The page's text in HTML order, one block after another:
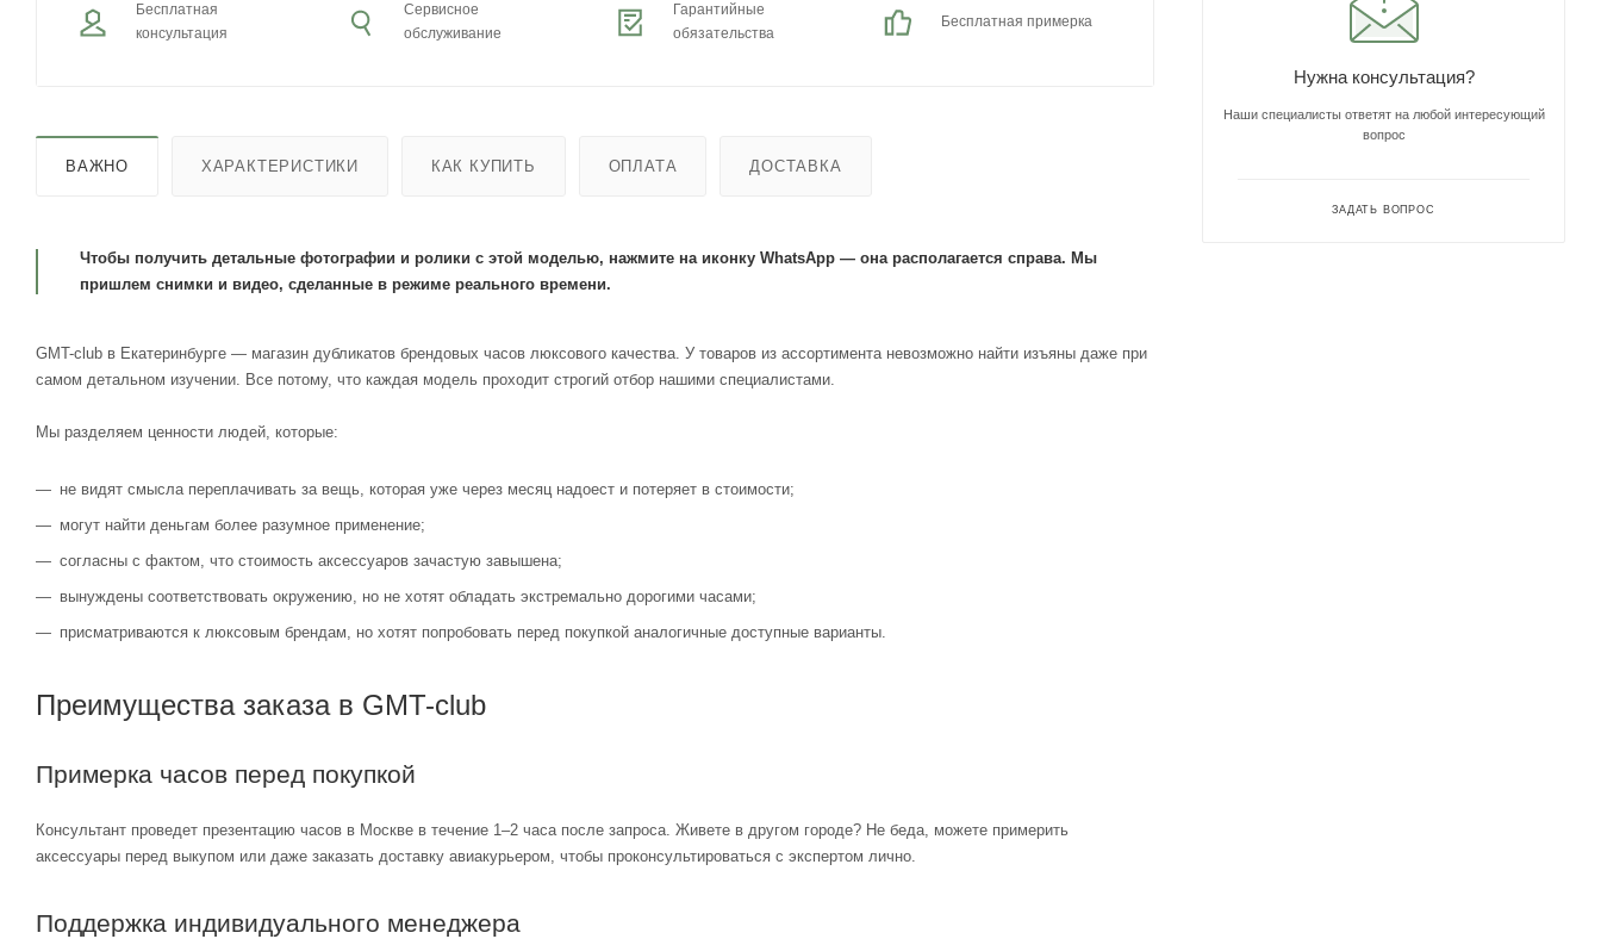
Бесплатная
консультация
Сервисное
обслуживание
Гарантийные
обязательства
Бесплатная примерка
ВАЖНО ХАРАКТЕРИСТИКИ КАК КУПИТЬ ОПЛАТА ДОСТАВКА
Чтобы получить детальные фотографии и ролики с этой моделью, нажмите на иконку WhatsApp — она располагается справа. Мы
пришлем снимки и видео, сделанные в режиме реального времени.
GMT-club в Екатеринбурге — магазин дубликатов брендовых часов люксового качества. У товаров из ассортимента невозможно найти изъяны даже при
самом детальном изучении. Все потому, что каждая модель проходит строгий отбор нашими специалистами.
Мы разделяем ценности людей, которые:
не видят смысла переплачивать за вещь, которая уже через месяц надоест и потеряет в стоимости;
могут найти деньгам более разумное применение;
согласны с фактом, что стоимость аксессуаров зачастую завышена;
вынуждены соответствовать окружению, но не хотят обладать экстремально дорогими часами;
присматриваются к люксовым брендам, но хотят попробовать перед покупкой аналогичные доступные варианты.
Преимущества заказа в GMT-club
Примерка часов перед покупкой
Консультант проведет презентацию часов в Москве в течение 1–2 часа после запроса. Живете в другом городе? Не беда, можете примерить
аксессуары перед выкупом или даже заказать доставку авиакурьером, чтобы проконсультироваться с экспертом лично.
Поддержка индивидуального менеджера
Нужна консультация?
Наши специалисты ответят на любой интересующий
вопрос
ЗАДАТЬ ВОПРОС